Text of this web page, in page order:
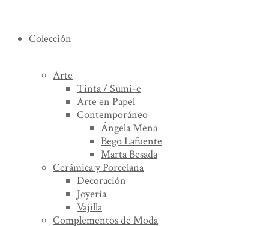
Colección
Arte
Tinta / Sumi-e
Arte en Papel
Contemporáneo
Ángela Mena
Bego Lafuente
Marta Besada
Cerámica y Porcelana
Decoración
Joyería
Vajilla
Complementos de Moda